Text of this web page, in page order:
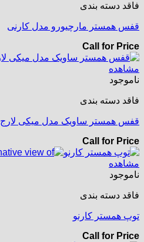
فاقد دسته بندی
قفس همستر مارچیورو مدل کارنی
Call for Price
مشاهده
ناموجود
فاقد دسته بندی
قفس همستر ساویک مدل میکی لارج
Call for Price
مشاهده
ناموجود
فاقد دسته بندی
توپ همستر کارنو
Call for Price